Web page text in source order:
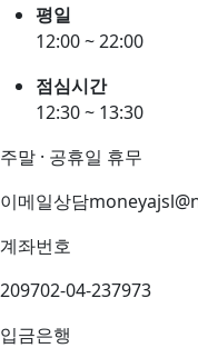
평일
12:00 ~ 22:00
점심시간
12:30 ~ 13:30
주말 · 공휴일 휴무
이메일상담
계좌번호
209702-04-237973
입금은행